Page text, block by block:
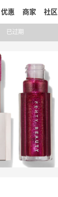
优惠 商家 社区
已过期